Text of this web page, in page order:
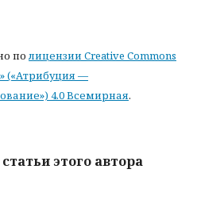
полицензии Creative Commons
(«Атрибуция —
4.0 Всемирная.
этого автора